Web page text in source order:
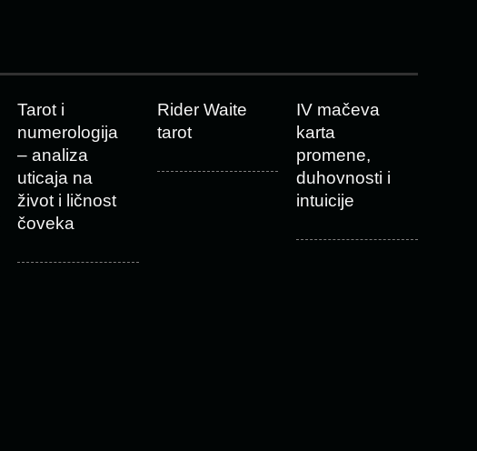
Tarot i
numerologija
– analiza
uticaja na
život i ličnost
čoveka
Rider Waite
tarot
IV mačeva
karta
promene,
duhovnosti i
intuicije